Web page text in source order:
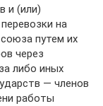
и (или)
на
путем их
через
либо иных
— членов
работы